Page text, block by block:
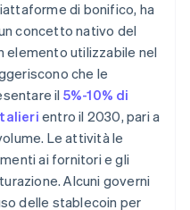
di bonifico, ha
concetto nativo del
elemento utilizzabile nel
che le
il 5%-10% di
entro il 2030, pari a
Le attività le
ai fornitori e gli
Alcuni governi
delle stablecoin per